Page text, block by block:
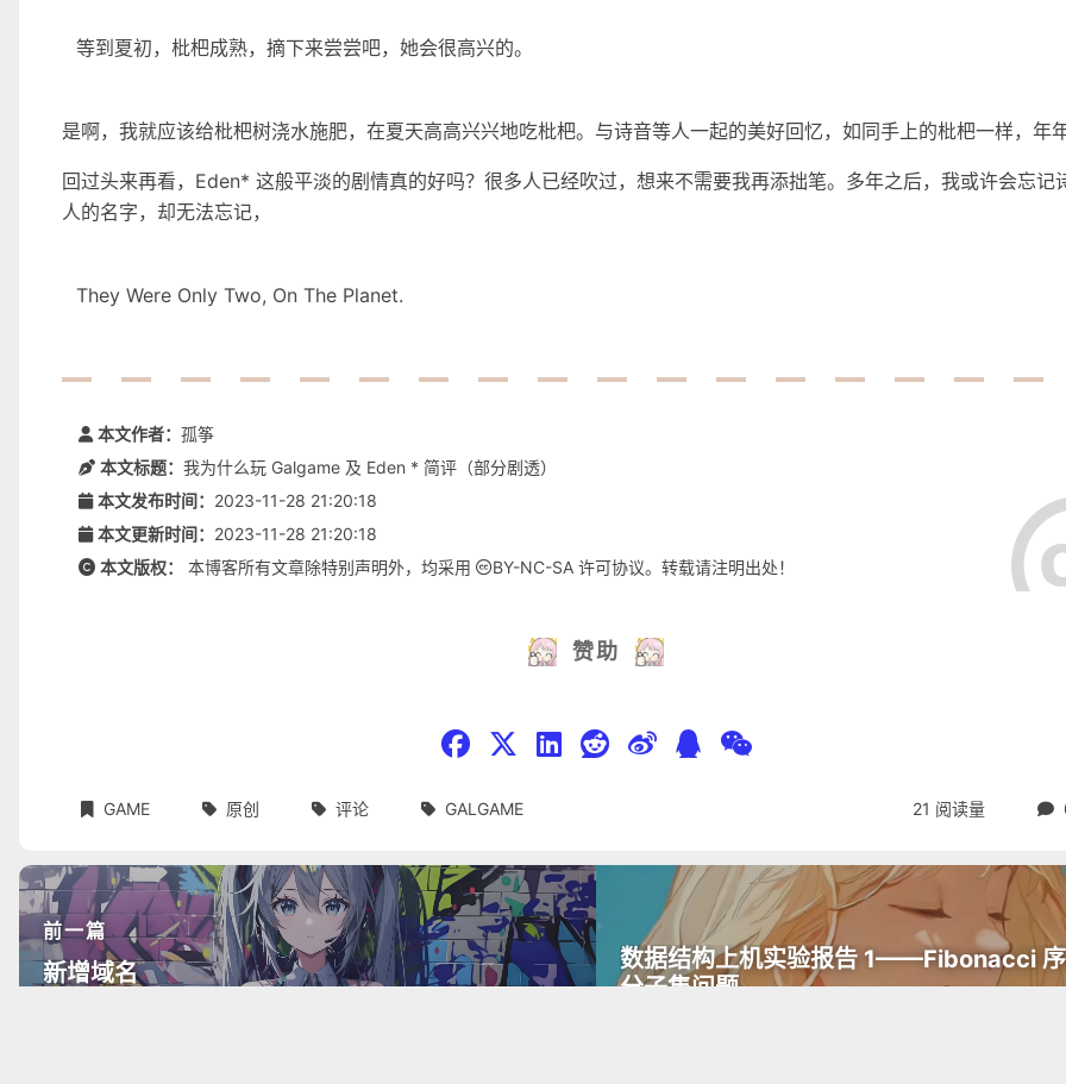
等到夏初，枇杷成熟，摘下来尝尝吧，她会很高兴的。
是啊，我就应该给枇杷树浇水施肥，在夏天高高兴兴地吃枇杷。与诗音等人一起的美好回忆，如同手上的枇杷一样，年
回过头来再看，Eden* 这般平淡的剧情真的好吗？很多人已经吹过，想来不需要我再添拙笔。多年之后，我或许会忘记
人的名字，却无法忘记，
They Were Only Two, On The Planet.
本文作者： 孤筝
本文标题： 我为什么玩 Galgame 及 Eden * 简评（部分剧透）
本文发布时间： 2023-11-28 21:20:18
本文更新时间： 2023-11-28 21:20:18
本文版权：
本博客所有文章除特别声明外，均采用 BY-NC-SA 许可协议。转载请注明出处！
赞助
21 阅读量
GAME 原创 评论 GALGAME
前一篇
新增域名
数据结构上机实验报告 1——Fibonacci
分子集问题